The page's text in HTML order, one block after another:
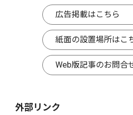
広告掲載はこちら
紙面の設置場所はこ
Web版記事のお問合
外部リンク